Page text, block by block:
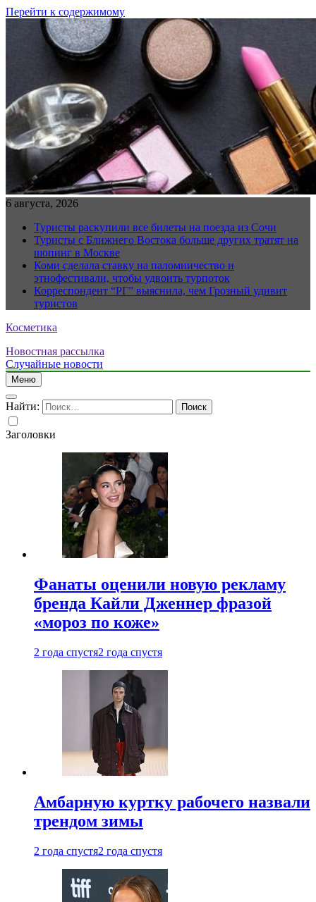
Перейти к содержимому
6 августа, 2026
Туристы раскупили все билеты на поезда из Сочи
Туристы с Ближнего Востока больше других тратят на
шопинг в Москве
Коми сделала ставку на паломничество и
этнофестивали, чтобы удвоить турпоток
Корреспондент “РГ” выяснила, чем Грозный удивит
туристов
Косметика
Новостная рассылка
Случайные новости
Меню
Найти:
Заголовки
Фанаты оценили новую рекламу
бренда Кайли Дженнер фразой
«мороз по коже»
2 года спустя2 года спустя
Амбарную куртку рабочего назвали
трендом зимы
2 года спустя2 года спустя